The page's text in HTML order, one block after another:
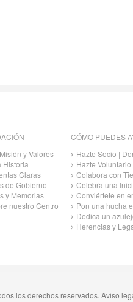
y Valores
Historia
Claras
de Gobierno
y Memorias
nuestro Centro
CÓMO PUEDES
Hazte Socio |
Hazte Voluntario
Colabora con
Celebra una
Conviértete en
Pon una hucha
Dedica un
Herencias y
los derechos reservados. Aviso